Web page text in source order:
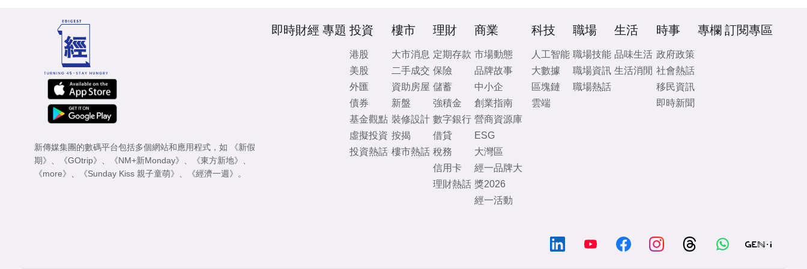
新傳媒集團的數碼平台包括多個網站和應用程式，如
《新假
期》
《GOtrip》 《NM+新Monday》 《東方新地》
《more》
《Sunday Kiss 親子童萌》 《經濟一週》 。
即時財經 專題 投資
港股
美股
外匯
債券
基金觀點
虛擬投資
投資熱話
樓市
大市消息
二手成交
資助房屋
新盤
裝修設計
按揭
樓市熱話
理財
定期存款
保險
儲蓄
強積金
數字銀行
借貸
稅務
信用卡
理財熱話
商業
市場動態
品牌故事
中小企
創業指南
營商資源庫
ESG
大灣區
經一品牌大
獎2026
經一活動
科技
人工智能
大數據
區塊鏈
雲端
職場
職場技能
職場資訊
職場熱話
生活
品味生活
生活消閒
時事
政府政策
社會熱話
移民資訊
即時新聞
專欄 訂閱專區